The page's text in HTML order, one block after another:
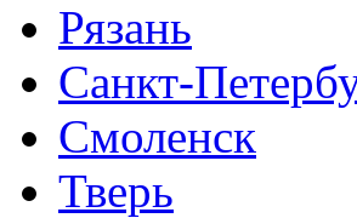
Рязань
Санкт-
Смоленск
Тверь